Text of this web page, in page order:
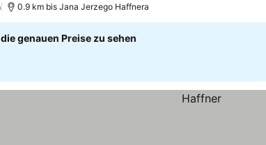
0.9 km bis Jana Jerzego Haffnera
genauen Preise zu sehen